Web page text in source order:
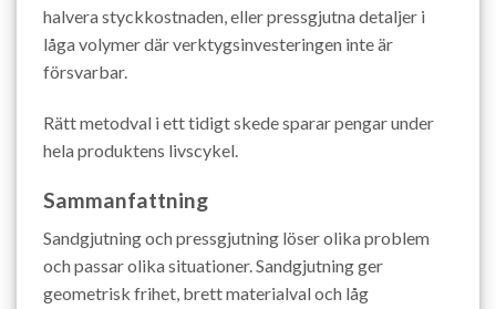
halvera styckkostnaden, eller pressgjutna detaljer i
låga volymer där verktygsinvesteringen inte är
försvarbar.
Rätt metodval i ett tidigt skede sparar pengar under
hela produktens livscykel.
Sammanfattning
Sandgjutning och pressgjutning löser olika problem
och passar olika situationer. Sandgjutning ger
geometrisk frihet, brett materialval och låg